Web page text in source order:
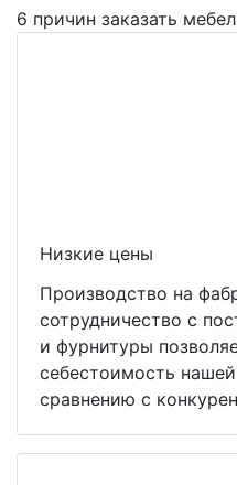
6 причин заказать
Низкие цены
Производство на
сотрудничество с
и фурнитуры
себестоимость
сравнению с